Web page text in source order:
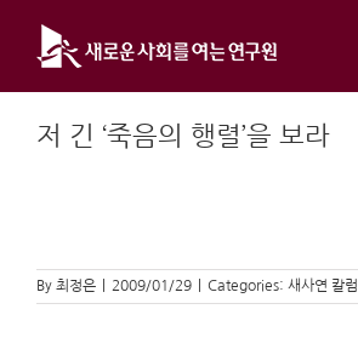
content
저 긴 ‘죽음의 행렬’을 보라
By 최정은 2009/01/29 Categories: 새사연 칼럼